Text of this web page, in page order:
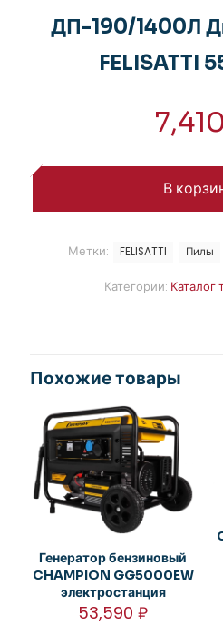
ДП-190/1400Л
FELISATTI
7,410
В
Категории: Каталог
Метки: FELISATTI Пилы
Похожие товары
Генератор бензиновый
CHAMPION GG5000EW
электростанция
53,590₽